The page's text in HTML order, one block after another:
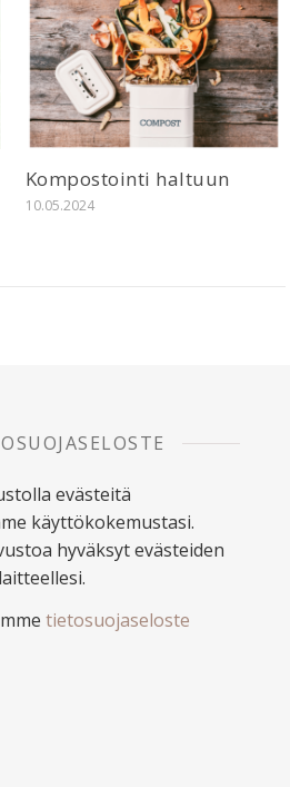
Kompostointi haltuun
10.05.2024
evästeitä
käyttökokemustasi.
hyväksyt evästeiden
tietosuojaseloste